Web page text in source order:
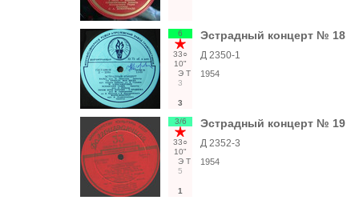
6
33○
10"
Э Т
3
3
Эстрадный концерт № 18
Д 2350-1
1954
3/6
33○
10"
Э Т
5
1
Эстрадный концерт № 19
Д 2352-3
1954